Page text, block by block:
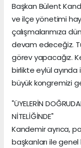
Başkan Bülent
ve ilçe yönetimi
çalışmalarımıza
devam edeceğiz.
görev yapacağız.
birlikte eylül ayında
büyük kongremizi
"ÜYELERİN
NİTELİĞİNDE"
Kandemir ayrıca,
başkanları ile